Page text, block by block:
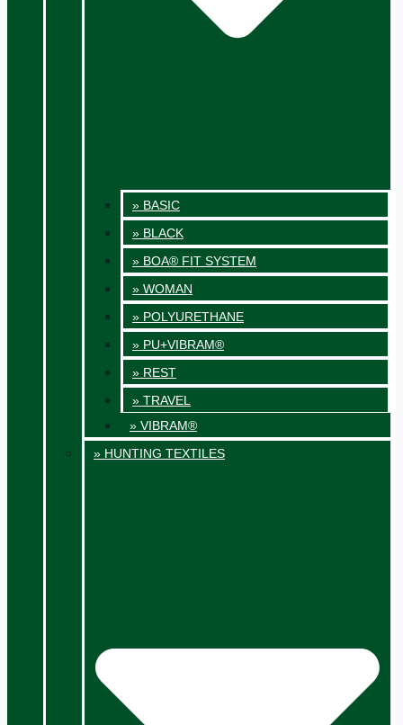
» BASIC
» BLACK
» BOA® FIT SYSTEM
» WOMAN
» POLYURETHANE
» PU+VIBRAM®
» REST
» TRAVEL
» VIBRAM®
» HUNTING TEXTILES